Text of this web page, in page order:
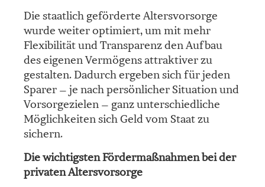
Die staatlich geförderte Alters­vorsorge
wurde weiter optimiert, um mit mehr
Flexibilität und Transparenz den Aufbau
des eigenen Vermögens attraktiver zu
gestalten. Dadurch ergeben sich für jeden
Sparer – je nach persönlicher Situation und
Vorsorgezielen – ganz unterschiedliche
Möglichkeiten sich Geld vom Staat zu
sichern.
Die wichtigsten Fördermaßnahmen bei der
privaten Alters­vorsorge